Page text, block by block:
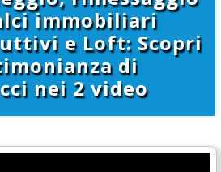
immobiliari
e Loft: Scopri
di
nei 2 video